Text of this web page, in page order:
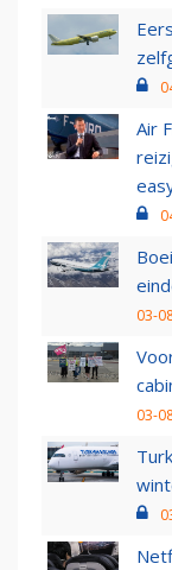
Air
03-
03-